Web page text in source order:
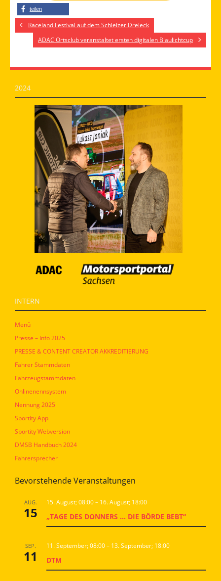
teilen
Raceland Festival auf dem Schleizer Dreieck
ADAC Ortsclub veranstaltet ersten digitalen Blaulichtcup
2024
INTERN
Menü
Presse – Info 2025
PRESSE & CONTENT CREATOR AKKREDITIERUNG
Fahrer Stammdaten
Fahrzeugstammdaten
Onlinenennsystem
Nennung 2025
Sportity App
Sportity Webversion
DMSB Handbuch 2024
Fahrersprecher
Bevorstehende Veranstaltungen
AUG.
15
15. August; 08:00– 16. August; 18:00
„TAGE DES DONNERS … DIE BÖRDE BEBT“
SEP.
11
11. September; 08:00– 13. September; 18:00
DTM